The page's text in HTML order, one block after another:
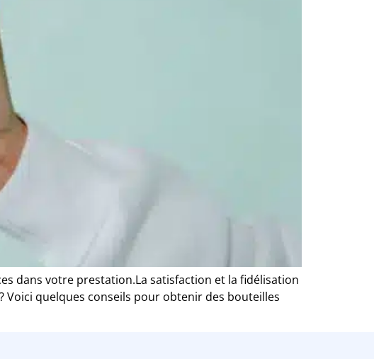
dans votre prestation.La satisfaction et la fidélisation
Voici quelques conseils pour obtenir des bouteilles